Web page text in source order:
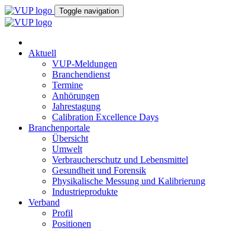
Toggle navigation
Aktuell
VUP-Meldungen
Branchendienst
Termine
Anhörungen
Jahrestagung
Calibration Excellence Days
Branchenportale
Übersicht
Umwelt
Verbraucherschutz und Lebensmittel
Gesundheit und Forensik
Physikalische Messung und Kalibrierung
Industrieprodukte
Verband
Profil
Positionen